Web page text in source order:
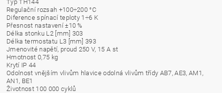
Typ TH144
Regulační rozsah +100÷200 °C
Diference spínací teploty 1÷6 K
Přesnost nastavení ±10 %
Délka stonku L2 [mm] 303
Délka termostatu L3 [mm] 393
Jmenovité napětí, proud 250 V, 15 A st
Hmotnost 0,75 kg
Krytí IP 44
Odolnost vnějším vlivům hlavice odolná vlivům třídy AB7, AE3, AM1,
AN1, BE1
Životnost 100 000 cyklů